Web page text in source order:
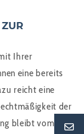
Ihrer
eine bereits
reicht eine
der
bleibt vom